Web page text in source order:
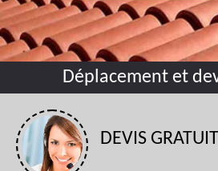
Déplacement et
DEVIS GRATUIT